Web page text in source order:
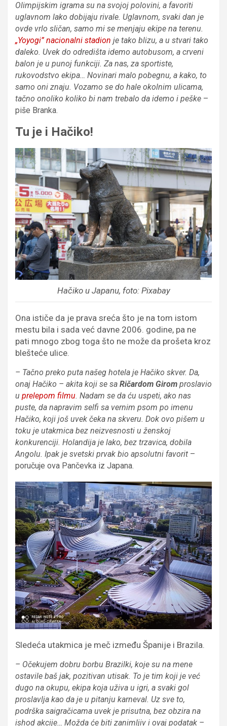
Olimpijskim igrama su na svojoj polovini, a favoriti
uglavnom lako dobijaju rivale. Uglavnom, svaki dan je
ovde vrlo sličan, samo mi se menjaju ekipe na terenu.
„Yoyogi” nacionalni stadion je tako blizu, a u stvari tako
daleko. Uvek do odredišta idemo autobusom, a crveni
balon je u punoj funkciji. Za nas, za sportiste,
rukovodstvo ekipa… Novinari malo pobegnu, a kako, to
samo oni znaju. Vozamo se do hale okolnim ulicama,
tačno onoliko koliko bi nam trebalo da idemo i peške –
piše Branka.
Tu je i Hačiko!
Hačiko u Japanu, foto: Pixabay
Ona ističe da je prava sreća što je na tom istom
mestu bila i sada već davne 2006. godine, pa ne
pati mnogo zbog toga što ne može da prošeta kroz
blešteće ulice.
– Tačno preko puta našeg hotela je Hačiko skver. Da,
onaj Hačiko – akita koji se sa Ričardom Girom proslavio
u prelepom filmu. Nadam se da ću uspeti, ako nas
puste, da napravim selfi sa vernim psom po imenu
Hačiko, koji još uvek čeka na skveru. Dok ovo pišem u
toku je utakmica bez neizvesnosti u ženskoj
konkurenciji. Holandija je lako, bez trzavica, dobila
Angolu. Ipak je svetski prvak bio apsolutni favorit –
poručuje ova Pančevka iz Japana.
Sledeća utakmica je meč između Španije i Brazila.
– Očekujem dobru borbu Brazilki, koje su na mene
ostavile baš jak, pozitivan utisak. To je tim koji je već
dugo na okupu, ekipa koja uživa u igri, a svaki gol
proslavlja kao da je u pitanju karneval. Uz sve to,
podrška saigračicama uvek je prisutna, bez obzira na
ishod akcije… Možda će biti zanimljiv i ovaj podatak –